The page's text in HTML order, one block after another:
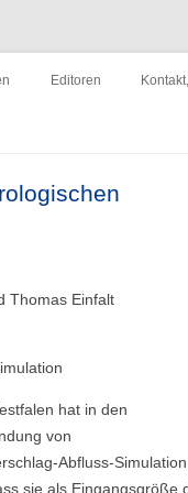
Inhalt
Editoren
Thomas Einfalt
hat in den
von
Abfluss-Simulation
sie als Eingangsgröße